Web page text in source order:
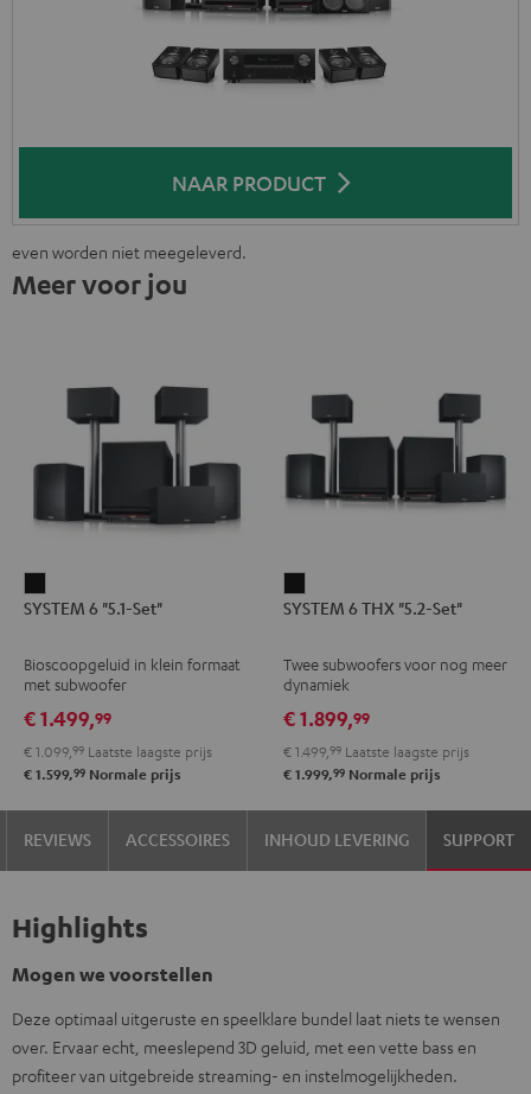
NAAR PRODUCT
even worden niet meegeleverd.
Meer voor jou
6
Set"
SYSTEM 6 "5.1-Set"
Bioscoopgeluid in klein formaat
met subwoofer
€ 1.499,99
€ 1.099, 99 Laatste laagste prijs
€ 1.599,99 Normale prijs
6
"5.2-
Zwart
SYSTEM 6 THX "5.2-Set"
Twee subwoofers voor nog meer
dynamiek
€ 1.899,99
€ 1.499, 99 Laatste laagste prijs
€ 1.999,99 Normale prijs
REVIEWS ACCESSOIRES INHOUD LEVERING SUPPORT
Highlights
Mogen we voorstellen
Deze optimaal uitgeruste en speelklare bundel laat niets te wensen
over. Ervaar echt, meeslepend 3D geluid, met een vette bass en
profiteer van uitgebreide streaming- en instelmogelijkheden.